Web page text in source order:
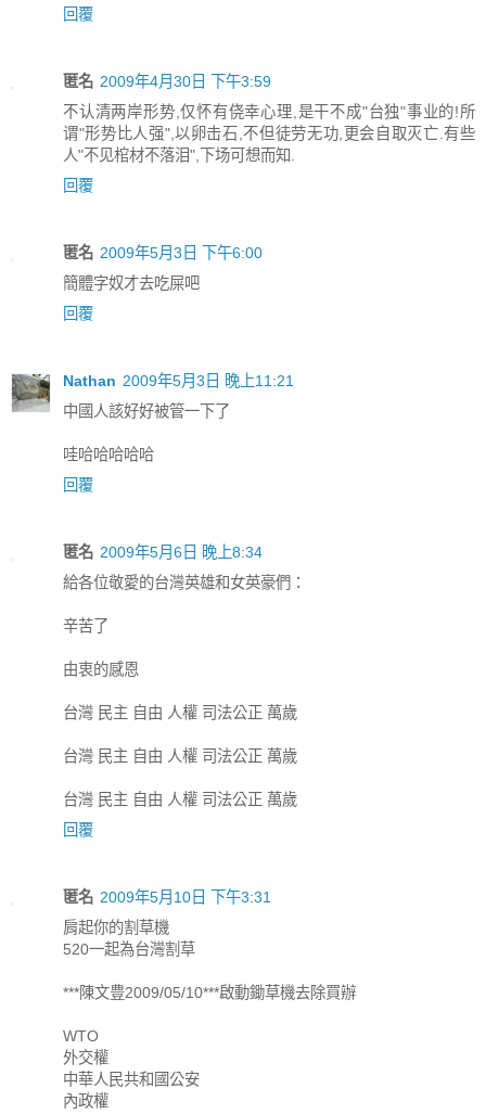
回覆
匿名 2009年4月30日 下午3:59
不认清两岸形势,仅怀有侥幸心理,是干不成"台独"事业的!所
谓"形势比人强",以卵击石,不但徒劳无功,更会自取灭亡.有些
人"不见棺材不落泪",下场可想而知.
回覆
匿名 2009年5月3日 下午6:00
簡體字奴才去吃屎吧
回覆
Nathan 2009年5月3日 晚上11:21
中國人該好好被管一下了
哇哈哈哈哈哈
回覆
匿名 2009年5月6日 晚上8:34
給各位敬愛的台灣英雄和女英豪們：
辛苦了
由衷的感恩
台灣 民主 自由 人權 司法公正 萬歲
台灣 民主 自由 人權 司法公正 萬歲
台灣 民主 自由 人權 司法公正 萬歲
回覆
匿名 2009年5月10日 下午3:31
肩起你的割草機
520一起為台灣割草
***陳文豊2009/05/10***啟動鋤草機去除買辦
WTO
外交權
中華人民共和國公安
內政權